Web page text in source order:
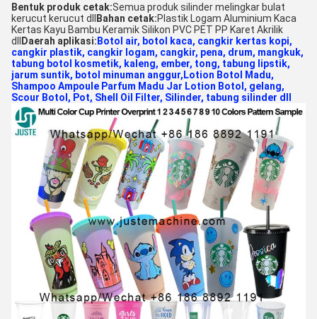
Bentuk produk cetak:Semua produk silinder melingkar bulat
kerucut kerucut dll
Bahan cetak:Plastik Logam Aluminium Kaca
Kertas Kayu Bambu Keramik Silikon PVC PET PP Karet Akrilik
dll
Daerah aplikasi: Botol air, botol kaca, cangkir kertas kopi,
cangkir plastik, cangkir logam, cangkir, pena, drum, mangkuk,
tabung botol kosmetik, kaleng, ember, tong, tabung lipstik,
jarum suntik, botol minuman anggur,Lotion Botol Madu,
Shampoo Ampoule Parfum Madu Jar Lotion Botol, gelang,
Scour Botol, Pot, Shell Oil Filter, Silinder, tabung silinder dll